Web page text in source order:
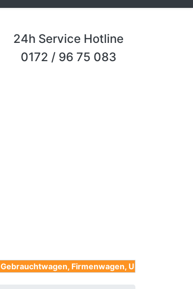
24h Service Hotline
0172 / 96 75 083
Firmenwagen, Unfallwagen,